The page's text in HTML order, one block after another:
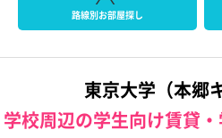
路線別お部屋探し
東京大学（本郷
学校周辺の学生向け賃貸